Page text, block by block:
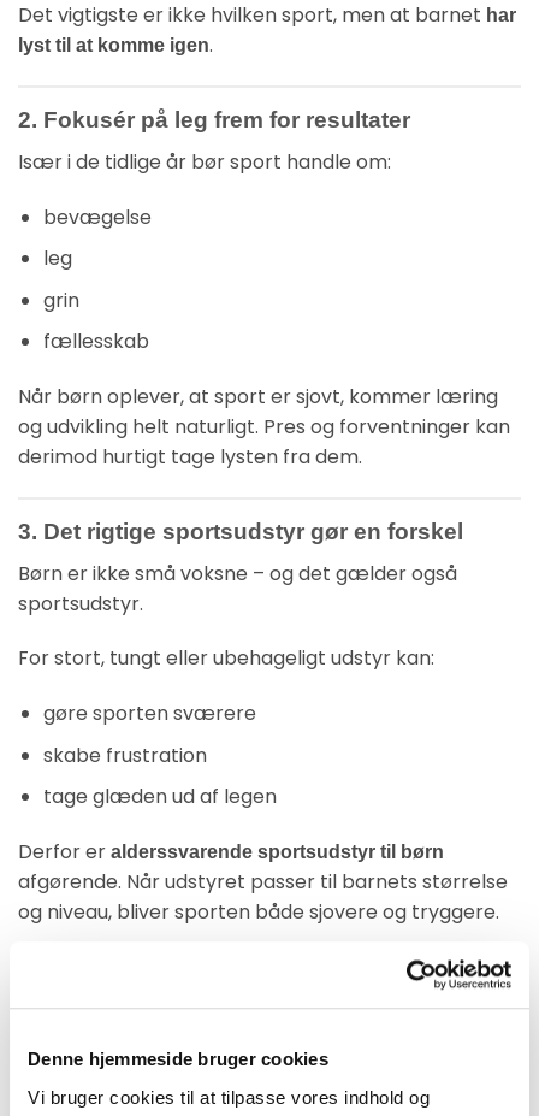
Denne hjemmeside bruger cookies
Vi bruger cookies til at tilpasse vores indhold og
Det vigtigste er ikke hvilken sport, men at barnet har
lyst til at komme igen.
2. Fokusér på leg frem for resultater
Især i de tidlige år bør sport handle om:
bevægelse
leg
grin
fællesskab
Når børn oplever, at sport er sjovt, kommer læring
og udvikling helt naturligt. Pres og forventninger kan
derimod hurtigt tage lysten fra dem.
3. Det rigtige sportsudstyr gør en forskel
Børn er ikke små voksne – og det gælder også
sportsudstyr.
For stort, tungt eller ubehageligt udstyr kan:
gøre sporten sværere
skabe frustration
tage glæden ud af legen
Derfor er alderssvarende sportsudstyr til børn
afgørende. Når udstyret passer til barnets størrelse
og niveau, bliver sporten både sjovere og tryggere.